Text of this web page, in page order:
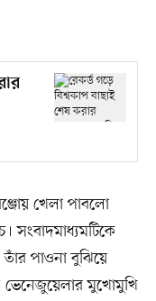
খেলা পাবলো
সংবাদমাধ্যমটিকে
পাওনা বুঝিয়ে
ভেনেজুয়েলার মুখোমুখি